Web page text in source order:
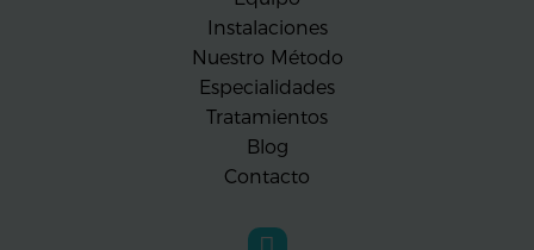
Instalaciones
Nuestro Método
Especialidades
Tratamientos
Blog
Contacto